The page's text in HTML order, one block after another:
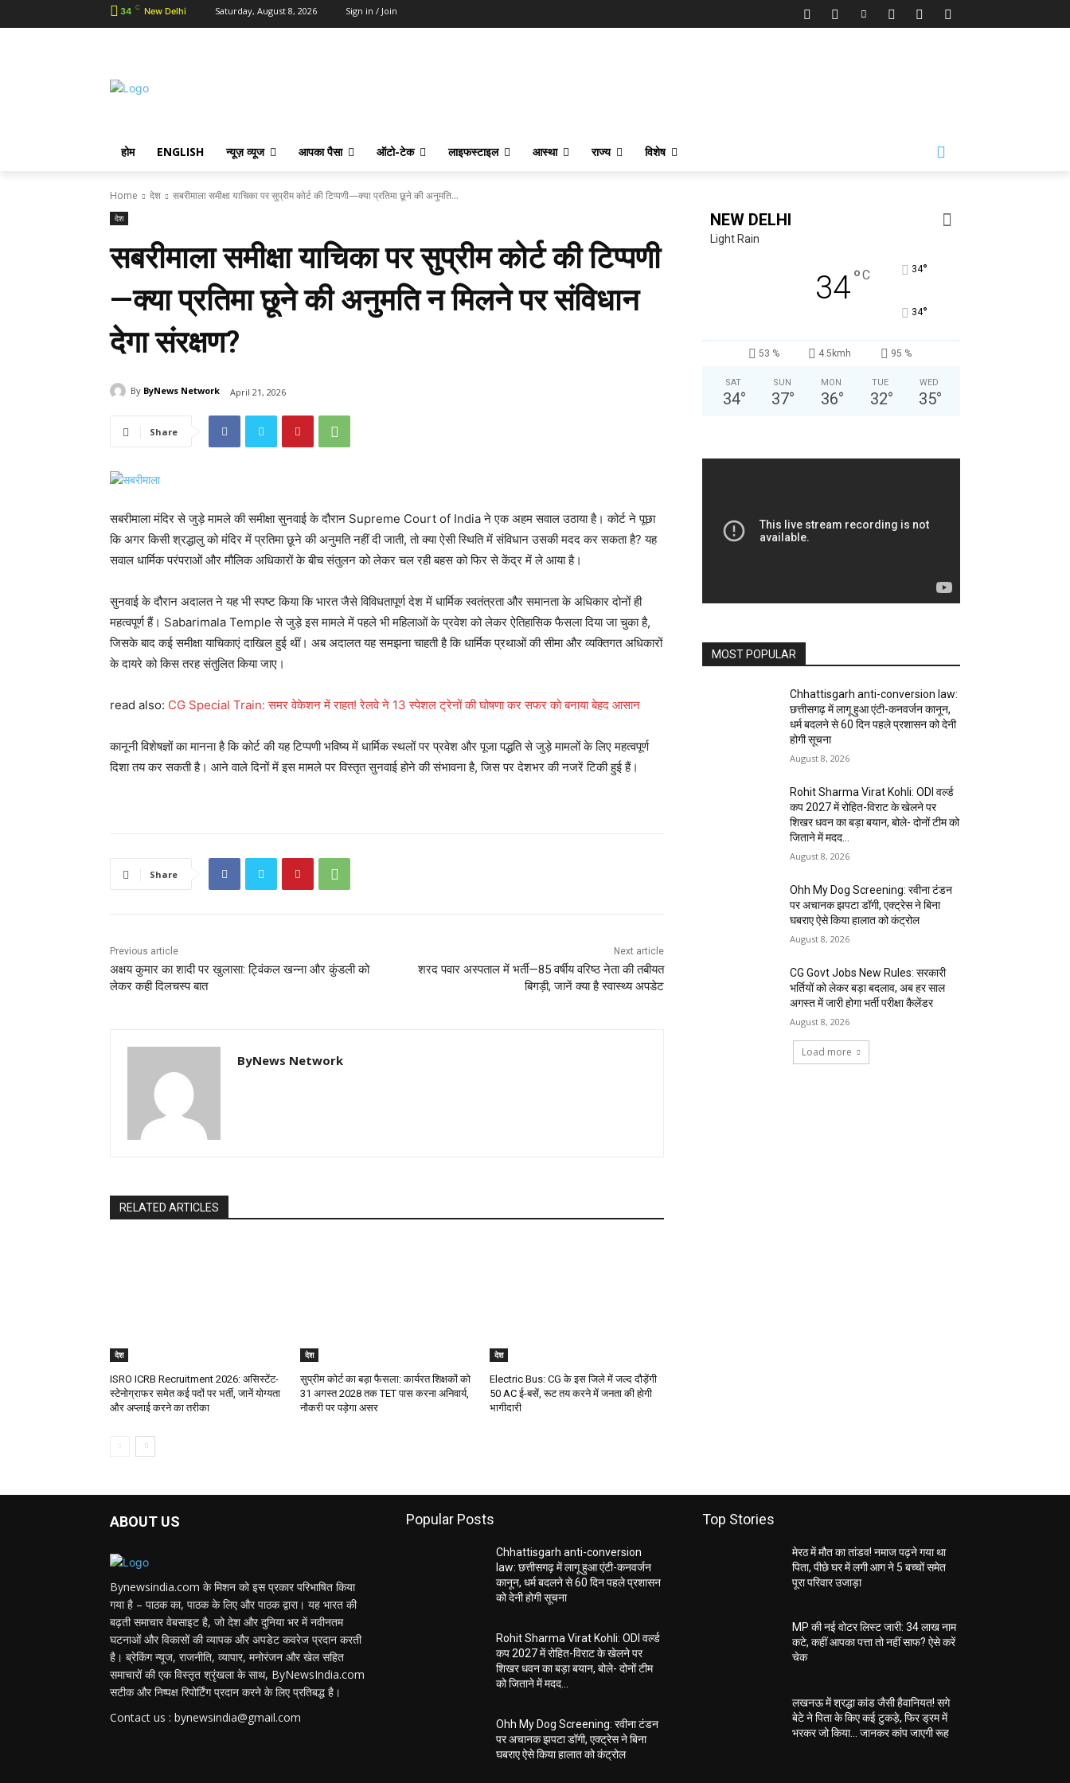
34 C New Delhi Saturday, August 8, 2026 Sign in / Join
होम ENGLISH न्यूज़ व्यूज आपका पैसा ऑटो-टेक लाइफस्टाइल आस्था राज्य विशेष
Home देश सबरीमाला समीक्षा याचिका पर सुप्रीम कोर्ट की टिप्पणी—क्या प्रतिमा छूने की अनुमति...
देश
सबरीमाला समीक्षा याचिका पर सुप्रीम कोर्ट की टिप्पणी
—क्या प्रतिमा छूने की अनुमति न मिलने पर संविधान
देगा संरक्षण?
By ByNews Network April 21, 2026
Share
सबरीमाला मंदिर से जुड़े मामले की समीक्षा सुनवाई के दौरान Supreme Court of India ने एक अहम सवाल उठाया है। कोर्ट ने पूछा
कि अगर किसी श्रद्धालु को मंदिर में प्रतिमा छूने की अनुमति नहीं दी जाती, तो क्या ऐसी स्थिति में संविधान उसकी मदद कर सकता है? यह
सवाल धार्मिक परंपराओं और मौलिक अधिकारों के बीच संतुलन को लेकर चल रही बहस को फिर से केंद्र में ले आया है।
सुनवाई के दौरान अदालत ने यह भी स्पष्ट किया कि भारत जैसे विविधतापूर्ण देश में धार्मिक स्वतंत्रता और समानता के अधिकार दोनों ही
महत्वपूर्ण हैं। Sabarimala Temple से जुड़े इस मामले में पहले भी महिलाओं के प्रवेश को लेकर ऐतिहासिक फैसला दिया जा चुका है,
जिसके बाद कई समीक्षा याचिकाएं दाखिल हुई थीं। अब अदालत यह समझना चाहती है कि धार्मिक प्रथाओं की सीमा और व्यक्तिगत अधिकारों
के दायरे को किस तरह संतुलित किया जाए।
read also: CG Special Train: समर वेकेशन में राहत! रेलवे ने 13 स्पेशल ट्रेनों की घोषणा कर सफर को बनाया बेहद आसान
कानूनी विशेषज्ञों का मानना है कि कोर्ट की यह टिप्पणी भविष्य में धार्मिक स्थलों पर प्रवेश और पूजा पद्धति से जुड़े मामलों के लिए महत्वपूर्ण
दिशा तय कर सकती है। आने वाले दिनों में इस मामले पर विस्तृत सुनवाई होने की संभावना है, जिस पर देशभर की नजरें टिकी हुई हैं।
Share
Previous article
अक्षय कुमार का शादी पर खुलासा: ट्विंकल खन्ना और कुंडली को
लेकर कही दिलचस्प बात
Next article
शरद पवार अस्पताल में भर्ती—85 वर्षीय वरिष्ठ नेता की तबीयत
बिगड़ी, जानें क्या है स्वास्थ्य अपडेट
ByNews Network
RELATED ARTICLES
देश
ISRO ICRB Recruitment 2026: असिस्टेंट-
स्टेनोग्राफर समेत कई पदों पर भर्ती, जानें योग्यता
और अप्लाई करने का तरीका
देश
सुप्रीम कोर्ट का बड़ा फैसला: कार्यरत शिक्षकों को
31 अगस्त 2028 तक TET पास करना अनिवार्य,
नौकरी पर पड़ेगा असर
देश
Electric Bus: CG के इस जिले में जल्द दौड़ेंगी
50 AC ई-बसें, रूट तय करने में जनता की होगी
भागीदारी
NEW DELHI
Light Rain
34°C 34°
34°
53 % 4.5kmh 95 %
SAT
34°
SUN
37°
MON
36°
TUE
32°
WED
35°
MOST POPULAR
Chhattisgarh anti-conversion law:
छत्तीसगढ़ में लागू हुआ एंटी-कनवर्जन कानून,
धर्म बदलने से 60 दिन पहले प्रशासन को देनी
होगी सूचना
August 8, 2026
Rohit Sharma Virat Kohli: ODI वर्ल्ड
कप 2027 में रोहित-विराट के खेलने पर
शिखर धवन का बड़ा बयान, बोले- दोनों टीम को
जिताने में मदद...
August 8, 2026
Ohh My Dog Screening: रवीना टंडन
पर अचानक झपटा डॉगी, एक्ट्रेस ने बिना
घबराए ऐसे किया हालात को कंट्रोल
August 8, 2026
CG Govt Jobs New Rules: सरकारी
भर्तियों को लेकर बड़ा बदलाव, अब हर साल
अगस्त में जारी होगा भर्ती परीक्षा कैलेंडर
August 8, 2026
Load more
ABOUT US
Bynewsindia.com के मिशन को इस प्रकार परिभाषित किया
गया है – पाठक का, पाठक के लिए और पाठक द्वारा। यह भारत की
बढ़ती समाचार वेबसाइट है, जो देश और दुनिया भर में नवीनतम
घटनाओं और विकासों की व्यापक और अपडेट कवरेज प्रदान करती
है। ब्रेकिंग न्यूज, राजनीति, व्यापार, मनोरंजन और खेल सहित
समाचारों की एक विस्तृत श्रृंखला के साथ, ByNewsIndia.com
सटीक और निष्पक्ष रिपोर्टिंग प्रदान करने के लिए प्रतिबद्ध है।
Contact us : bynewsindia@gmail.com
Popular Posts
Chhattisgarh anti-conversion
law: छत्तीसगढ़ में लागू हुआ एंटी-कनवर्जन
कानून, धर्म बदलने से 60 दिन पहले प्रशासन
को देनी होगी सूचना
Rohit Sharma Virat Kohli: ODI वर्ल्ड
कप 2027 में रोहित-विराट के खेलने पर
शिखर धवन का बड़ा बयान, बोले- दोनों टीम
को जिताने में मदद...
Ohh My Dog Screening: रवीना टंडन
पर अचानक झपटा डॉगी, एक्ट्रेस ने बिना
घबराए ऐसे किया हालात को कंट्रोल
Top Stories
मेरठ में मौत का तांडव! नमाज पढ़ने गया था
पिता, पीछे घर में लगी आग ने 5 बच्चों समेत
पूरा परिवार उजाड़ा
MP की नई वोटर लिस्ट जारी: 34 लाख नाम
कटे, कहीं आपका पत्ता तो नहीं साफ? ऐसे करें
चेक
लखनऊ में श्रद्धा कांड जैसी हैवानियत! सगे
बेटे ने पिता के किए कई टुकड़े, फिर ड्रम में
भरकर जो किया… जानकर कांप जाएगी रूह